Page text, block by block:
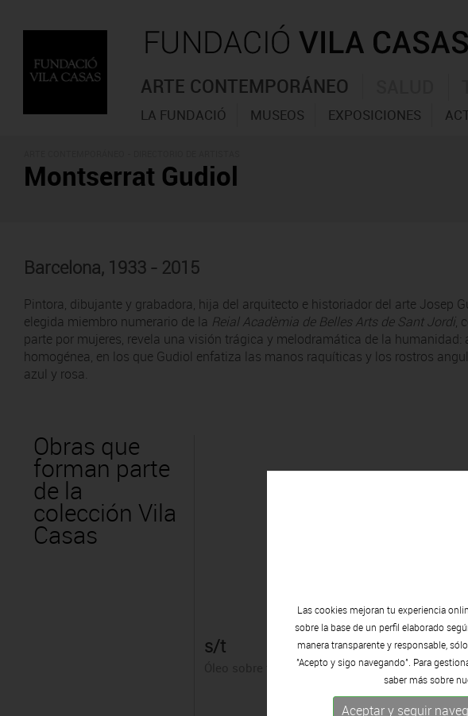
ARTE CONTEMPORÁNEO
LA FUNDACIÓ MUSEOS EXPOSICIONES
Montserrat Gudiol
Barcelona, 1933 - 2015
Pintora, dibujante y grabadora, hija del arquitecto e historiador del arte Josep
elegida miembro numerario de la Reial Acadèmia de Belles Arts de Sant Jordi,
parte por mujeres, revela una visión trágica y melodramática de la
homogénea, en los que Gudiol enfatiza las manos raquíticas y los rostros
azul y rosa.
Obras que
forman parte
de la
colección Vila
Casas
s/t
Las cookies mejoran tu experiencia
sobre la base de un perfil elaborado
manera transparente y responsable,
"Acepto y sigo navegando". Para
saber más sobre
Aceptar y seguir